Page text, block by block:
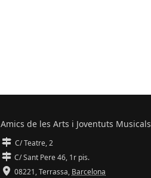
Amics de les Arts i Joventuts Musicals
C/ Teatre, 2
C/ Sant Pere 46, 1r pis.
08221,Terrassa, Barcelona